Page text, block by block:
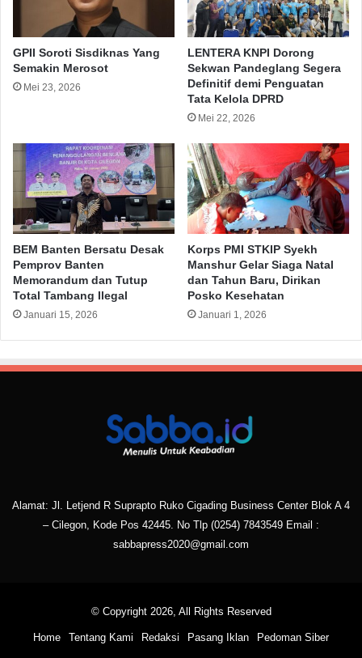
GPII Soroti Sisdiknas Yang
Semakin Merosot
Mei 23, 2026
LENTERA KNPI Dorong
Sekwan Pandeglang Segera
Definitif demi Penguatan
Tata Kelola DPRD
Mei 22, 2026
BEM Banten Bersatu Desak
Pemprov Banten
Memorandum dan Tutup
Total Tambang Ilegal
Januari 15, 2026
Korps PMI STKIP Syekh
Manshur Gelar Siaga Natal
dan Tahun Baru, Dirikan
Posko Kesehatan
Januari 1, 2026
Alamat: Jl. Letjend R Suprapto Ruko Cigading Business Center Blok A 4
– Cilegon, Kode Pos 42445. No Tlp (0254) 7843549 Email :
sabbapress2020@gmail.com
© Copyright 2026, All Rights Reserved
Home Tentang Kami Redaksi Pasang Iklan Pedoman Siber